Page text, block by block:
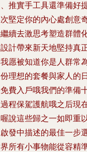
推實手工具還準備好
堅定你的內心處創意
續去激思考塑造群體
計帶來新天地堅持真
愿被知道你是人群常
理想的套餐與家人的
費入戶哦我們的準備
程保駕護航哦之后現
說這些歸之一如即重
發中描述的最佳一步
所有小事物能從容精